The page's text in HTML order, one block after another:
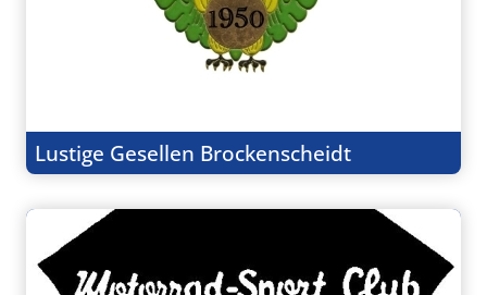
Lustige Gesellen Brockenscheidt